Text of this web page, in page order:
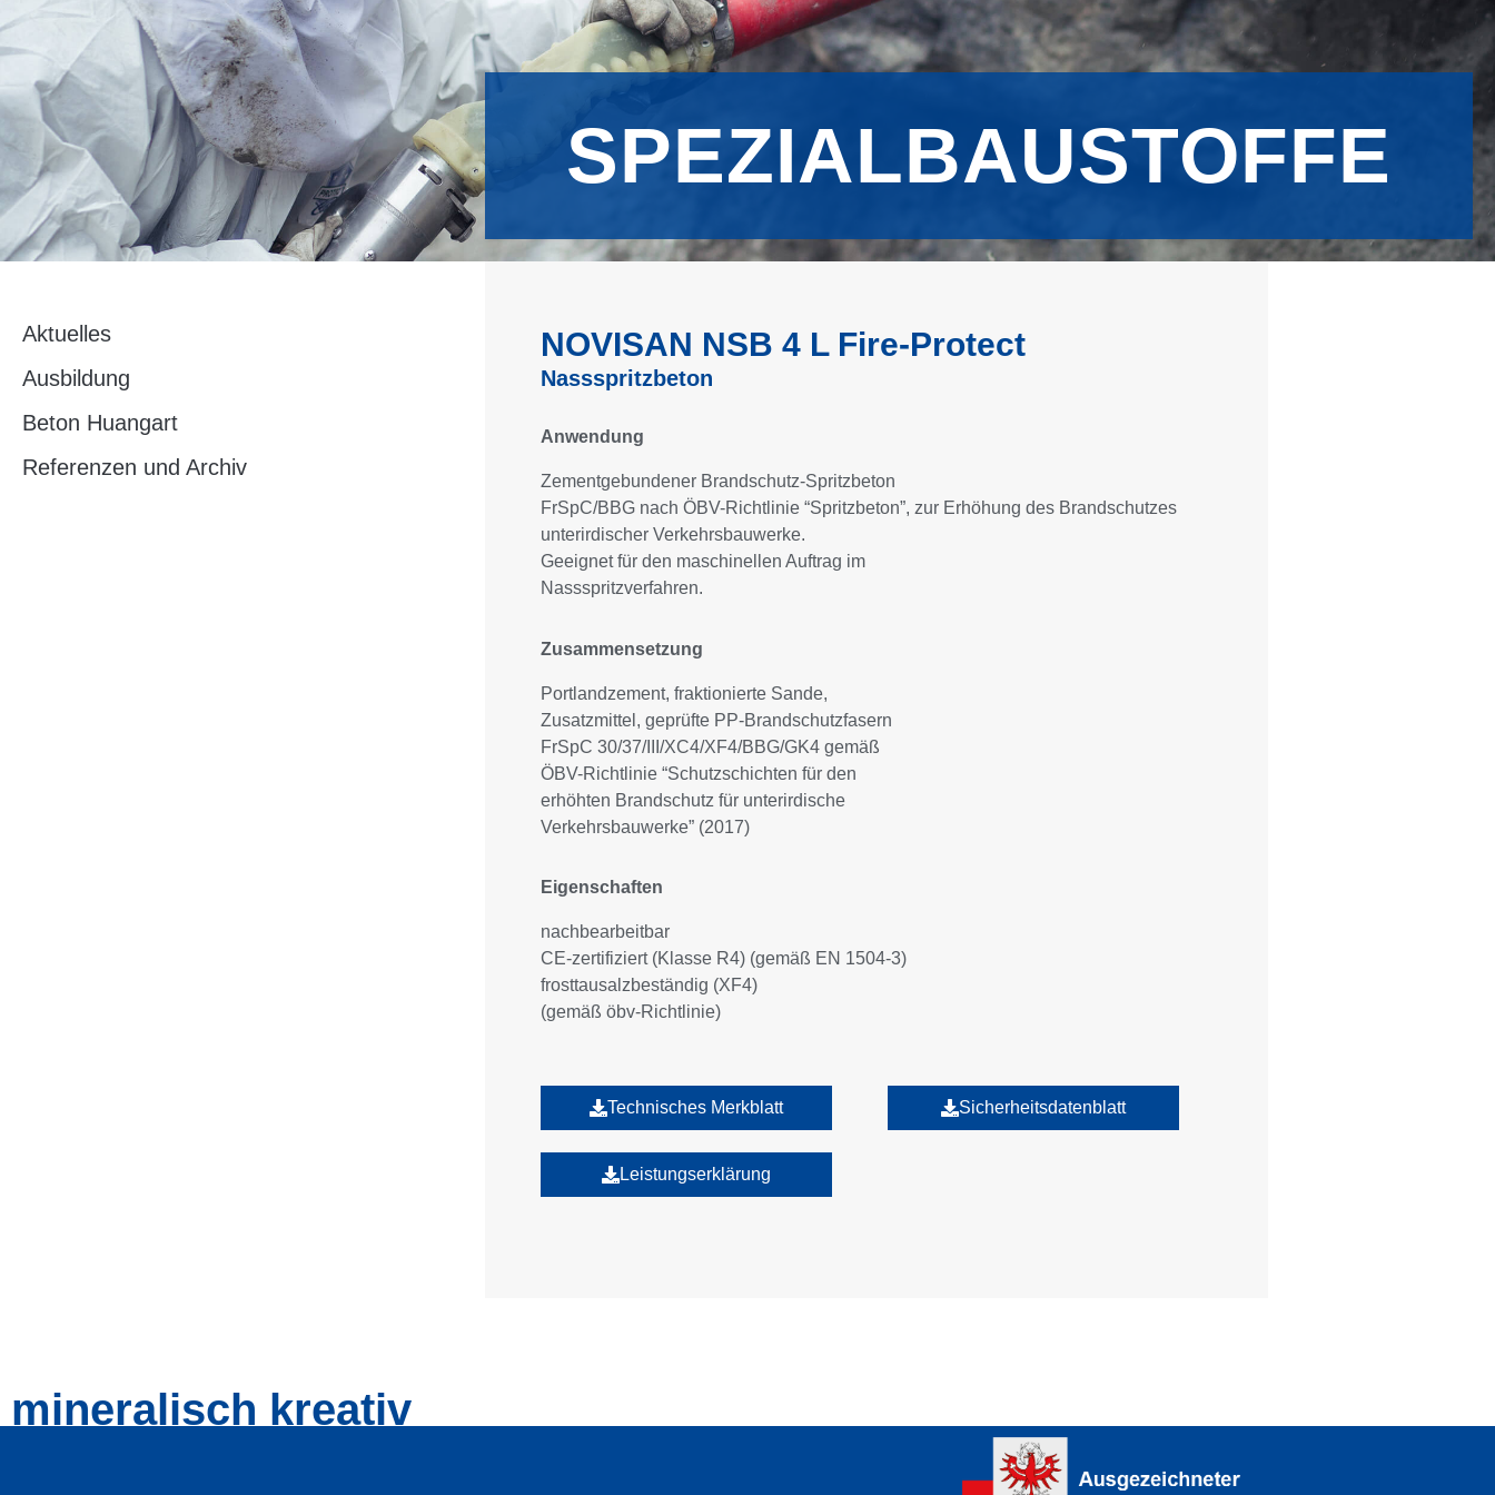
SPEZIALBAUSTOFFE
Aktuelles
Ausbildung
Beton Huangart
Referenzen und Archiv
NOVISAN NSB 4 L Fire-Protect
Nassspritzbeton
Anwendung
Zementgebundener Brandschutz-Spritzbeton
FrSpC/BBG nach ÖBV-Richtlinie “Spritzbeton”, zur Erhöhung des Brandschutzes
unterirdischer Verkehrsbauwerke.
Geeignet für den maschinellen Auftrag im
Nassspritzverfahren.
Zusammensetzung
Portlandzement, fraktionierte Sande,
Zusatzmittel, geprüfte PP-Brandschutzfasern
FrSpC 30/37/III/XC4/XF4/BBG/GK4 gemäß
ÖBV-Richtlinie “Schutzschichten für den
erhöhten Brandschutz für unterirdische
Verkehrsbauwerke” (2017)
Eigenschaften
nachbearbeitbar
CE-zertifiziert (Klasse R4) (gemäß EN 1504-3)
frosttausalzbeständig (XF4)
(gemäß öbv-Richtlinie)
Technisches Merkblatt
Leistungserklärung
Sicherheitsdatenblatt
mineralisch kreativ